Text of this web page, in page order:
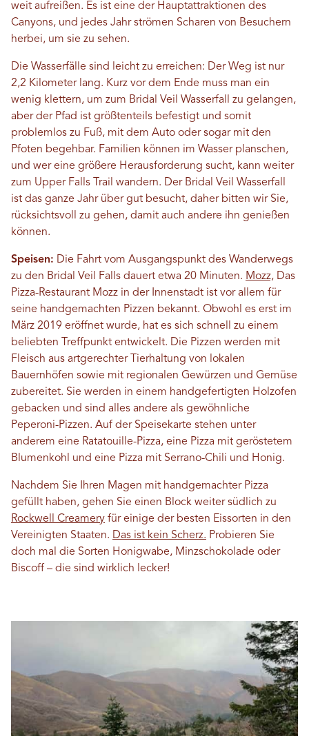
weit aufreißen. Es ist eine der Hauptattraktionen des
Canyons, und jedes Jahr strömen Scharen von Besuchern
herbei, um sie zu sehen.
Die Wasserfälle sind leicht zu erreichen: Der Weg ist nur
2,2 Kilometer lang. Kurz vor dem Ende muss man ein
wenig klettern, um zum Bridal Veil Wasserfall zu gelangen,
aber der Pfad ist größtenteils befestigt und somit
problemlos zu Fuß, mit dem Auto oder sogar mit den
Pfoten begehbar. Familien können im Wasser planschen,
und wer eine größere Herausforderung sucht, kann weiter
zum Upper Falls Trail wandern. Der Bridal Veil Wasserfall
ist das ganze Jahr über gut besucht, daher bitten wir Sie,
rücksichtsvoll zu gehen, damit auch andere ihn genießen
können.
Speisen: Die Fahrt vom Ausgangspunkt des Wanderwegs
zu den Bridal Veil Falls dauert etwa 20 Minuten. Mozz, Das
Pizza-Restaurant Mozz in der Innenstadt ist vor allem für
seine handgemachten Pizzen bekannt. Obwohl es erst im
März 2019 eröffnet wurde, hat es sich schnell zu einem
beliebten Treffpunkt entwickelt. Die Pizzen werden mit
Fleisch aus artgerechter Tierhaltung von lokalen
Bauernhöfen sowie mit regionalen Gewürzen und Gemüse
zubereitet. Sie werden in einem handgefertigten Holzofen
gebacken und sind alles andere als gewöhnliche
Peperoni-Pizzen. Auf der Speisekarte stehen unter
anderem eine Ratatouille-Pizza, eine Pizza mit geröstetem
Blumenkohl und eine Pizza mit Serrano-Chili und Honig.
Nachdem Sie Ihren Magen mit handgemachter Pizza
gefüllt haben, gehen Sie einen Block weiter südlich zu
Rockwell Creamery für einige der besten Eissorten in den
Vereinigten Staaten. Das ist kein Scherz. Probieren Sie
doch mal die Sorten Honigwabe, Minzschokolade oder
Biscoff – die sind wirklich lecker!